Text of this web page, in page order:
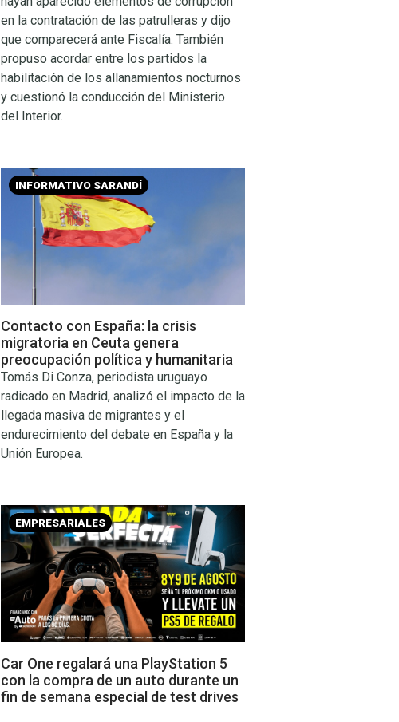
en la contratación de las patrulleras y dijo
que comparecerá ante Fiscalía. También
propuso acordar entre los partidos la
habilitación de los allanamientos nocturnos
y cuestionó la conducción del Ministerio
del Interior.
INFORMATIVO SARANDÍ
Contacto con España: la crisis
migratoria en Ceuta genera
preocupación política y humanitaria
Tomás Di Conza, periodista uruguayo
radicado en Madrid, analizó el impacto de la
llegada masiva de migrantes y el
endurecimiento del debate en España y la
Unión Europea.
EMPRESARIALES
Car One regalará una PlayStation 5
con la compra de un auto durante un
fin de semana especial de test drives